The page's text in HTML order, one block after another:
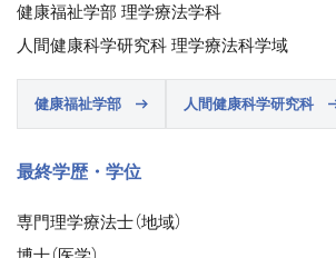
健康福祉学部 理学療法学科
人間健康科学研究科 理学療法科学域
健康福祉学部 人間健康科学研究科
最終学歴・学位
専門理学療法士（地域）